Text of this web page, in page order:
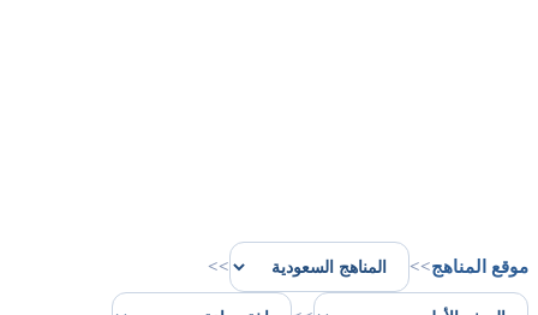
موقع المناهج>>
>>